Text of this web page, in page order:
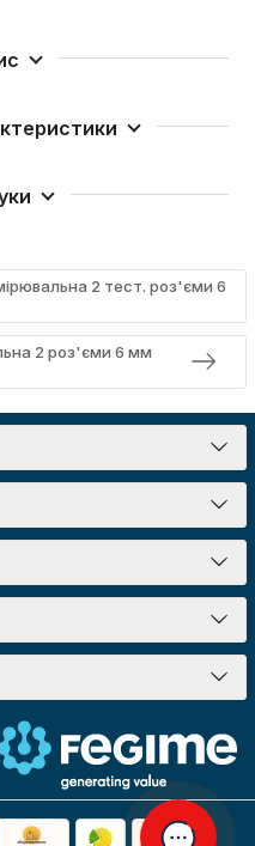
2 тест. роз'єми 6
2 роз'єми 6 мм